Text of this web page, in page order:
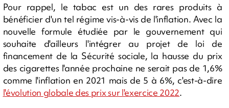
Pour rappel, le tabac est un des rares produits à
bénéficier d'un tel régime vis-à-vis de l'inflation. Avec la
nouvelle formule étudiée par le gouvernement qui
souhaite d'ailleurs l'intégrer au projet de loi de
financement de la Sécurité sociale, la hausse du prix
des cigarettes l'année prochaine ne serait pas de 1,6%
comme l'inflation en 2021 mais de 5 à 6%, c'est-à-dire
l'évolution globale des prix sur l'exercice 2022.